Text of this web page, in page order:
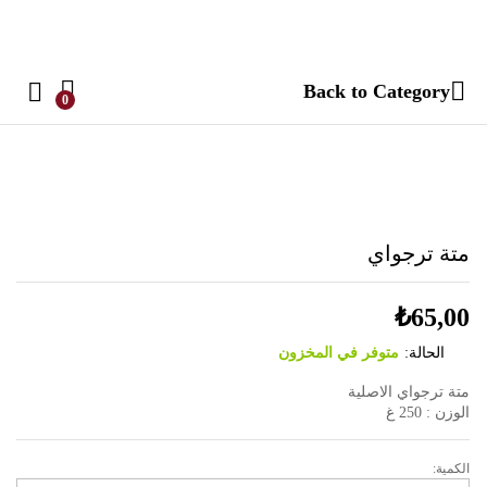
Back to Category
0
متة ترجواي
₺65,00
الحالة: متوفر في المخزون
متة ترجواي الاصلية
الوزن : 250 غ
مالكمية: